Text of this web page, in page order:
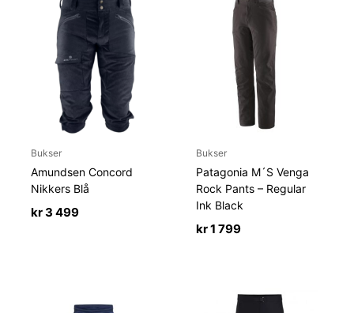
Bukser
Amundsen Concord
Nikkers Blå
kr3 499
Bukser
Patagonia M´S Venga
Rock Pants – Regular
Ink Black
kr1 799